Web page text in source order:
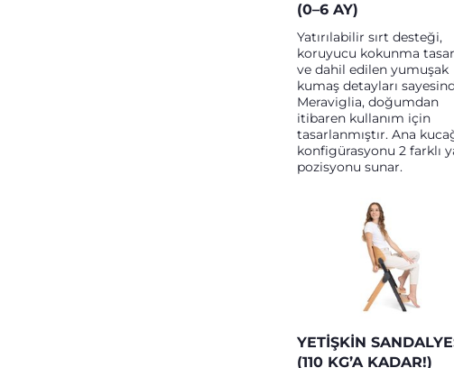
(0–6 AY)
Yatırılabilir sırt desteği,
koruyucu kokunma
ve dahil edilen yumuşak
kumaş detayları
Meraviglia, doğumdan
itibaren kullanım için
tasarlanmıştır. Ana
konfigürasyonu 2 farklı
pozisyonu sunar.
YETIŞKIN
(110 KG’A KADAR!)